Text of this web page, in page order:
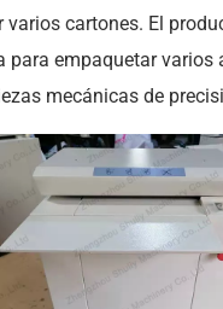
varios cartones. El
para empaquetar varios
mecánicas de